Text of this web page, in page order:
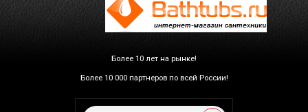
Более 10 лет на рынке!
Более 10 000 партнеров по всей России!